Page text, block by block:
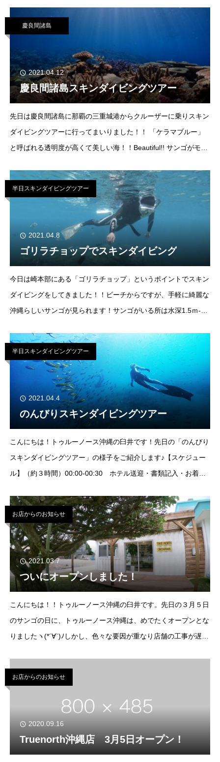
みんな余裕なんかありません！
慶良間諸島
2021.04.12
慶良間諸島スキンダイビングツアー
先日は慶良間諸島に那覇の三重城港からクルーザーに乗りスキン
ダイビングツアーに行ってまいりました！！ 「ケラマブルー」
と呼ばれる透明度が高くて美しい海！！Beautiful!! サンゴがモリ
白い砂地
半日スキンダイビングツアー
2021.04.8
ゴリラチョップでスキンダイビング
今日は崎本部にある「ゴリラチョップ」というポイントでスキン
ダイビングをしてきました！！ビーチからですが、手軽に綺麗な
沖縄らしいサンゴが見られます！サンゴがいる所は水深1.5ｍ-3
す！お魚たちも慣れていて
半日スキンダイビングツアー
2021.04.4
のんびりスキンダイビングツアー
こんにちは！トゥルーノース沖縄の臼井です！先日の「のんびり
スキンダイビングツアー」の様子をご紹介します♪【スケジュー
ル】（約３時間）00:00-00:30 ホテル送迎・書類記入・お着替
リーフィング
お店からのお知らせ
2021.03.7
ついにオープンしました！
こんにちは！！トゥルーノース沖縄の臼井です。先日の３月５日
のサンゴの日に、トゥルーノース沖縄は、めでたくオープンとな
りましたヽ(*´∀`)ﾉしかし、色々な要因が重なり店舗の工事が遅
も、細々とツアーを開催してまいりま
お店からのお知らせ
2020.09.16
Truenorth沖縄店 3月5日オープン！